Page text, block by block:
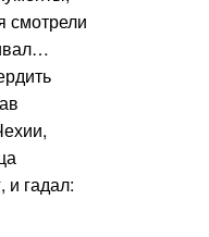
смотрели
и гадал: